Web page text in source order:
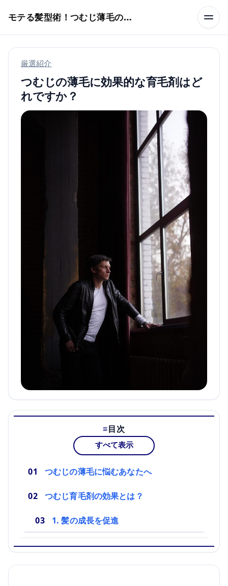
モテる髪型術！つむじ薄毛の隠し方
厳選紹介
つむじの薄毛に効果的な育毛剤はど
れですか？
目次
すべて表示
つむじの薄毛に悩むあなたへ
つむじ育毛剤の効果とは？
1. 髪の成長を促進